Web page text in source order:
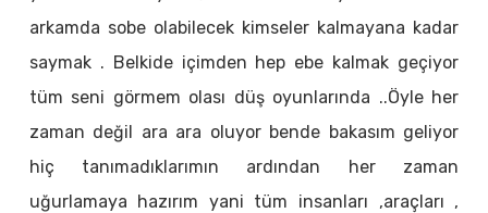
arkamda sobe olabilecek kimseler kalmayana kadar
saymak . Belkide içimden hep ebe kalmak geçiyor
tüm seni görmem olası düş oyunlarında ..Öyle her
zaman değil ara ara oluyor bende bakasım geliyor
hiç tanımadıklarımın ardından her zaman
uğurlamaya hazırım yani tüm insanları ,araçları ,